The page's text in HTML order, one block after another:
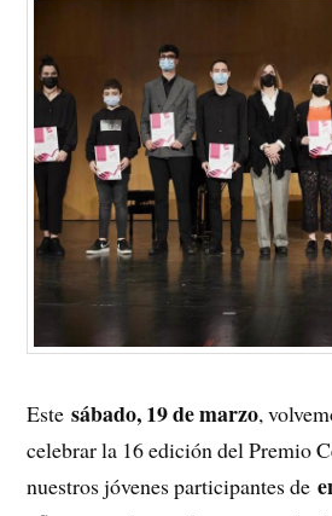
Estesábado, 19 de marzo,
celebrar la 16 edición del Premio
nuestros jóvenes participantes de